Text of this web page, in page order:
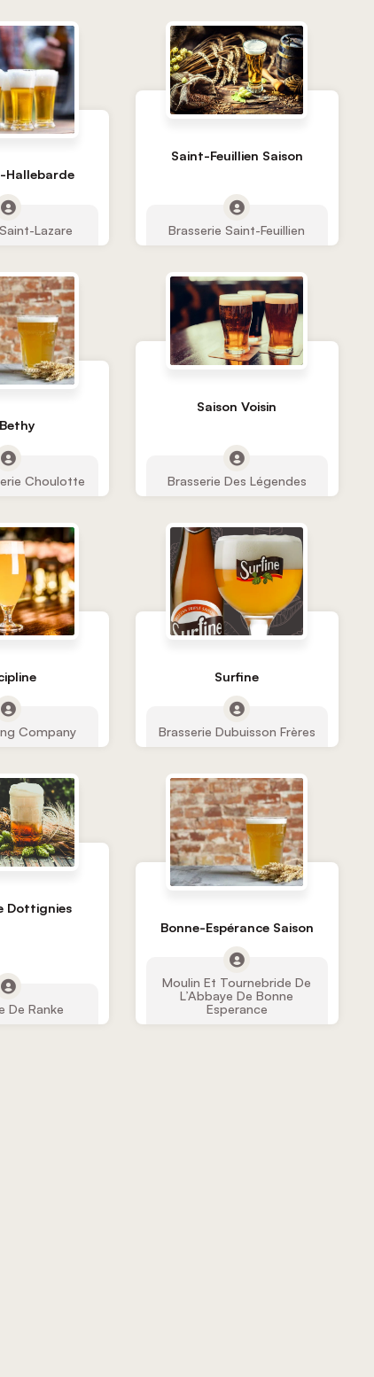
Hallebarde
Lazare
Saint-Feuillien Saison
Brasserie Saint-Feuillien
Choulotte
Saison Voisin
Brasserie Des Légendes
Company
Surfine
Brasserie Dubuisson Frères
Dottignies
De Ranke
Bonne-Espérance Saison
Moulin Et Tournebride De
L’Abbaye De Bonne
Esperance